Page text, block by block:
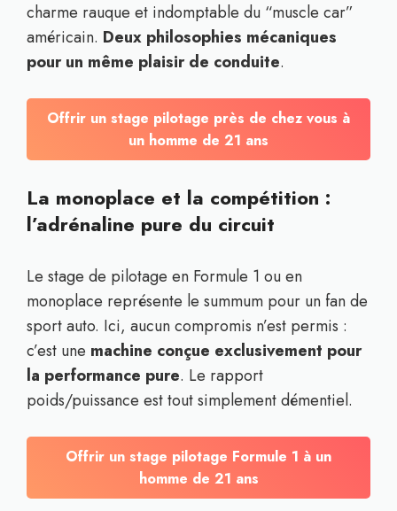
charme rauque et indomptable du “muscle car”
américain. Deux philosophies mécaniques
pour un même plaisir de conduite.
Offrir un stage pilotage près de chez vous à
un homme de 21 ans
La monoplace et la compétition :
l’adrénaline pure du circuit
Le stage de pilotage en Formule 1 ou en
monoplace représente le summum pour un fan de
sport auto. Ici, aucun compromis n’est permis :
c’est une machine conçue exclusivement pour
la performance pure. Le rapport
poids/puissance est tout simplement démentiel.
Offrir un stage pilotage Formule 1 à un
homme de 21 ans